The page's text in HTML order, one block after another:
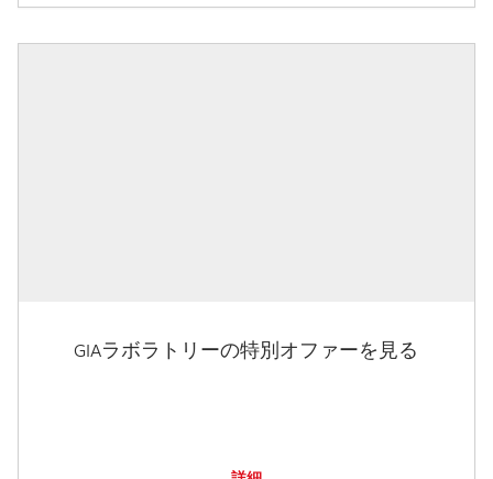
GIAラボラトリーの特別オファーを見る